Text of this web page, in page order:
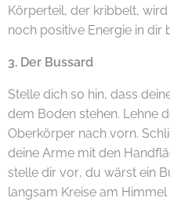
Körperteil, der kribbelt,
noch positive Energie in dir
3. Der Bussard
Stelle dich so hin, dass
dem Boden stehen. Lehne
Oberkörper nach vorn.
deine Arme mit den
stelle dir vor, du wärst ein
langsam Kreise am